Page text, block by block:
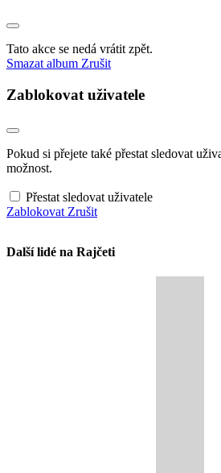
Tato akce se nedá vrátit zpět.
Smazat album Zrušit
Zablokovat uživatele
Pokud si přejete také přestat sledovat
možnost.
Přestat sledovat uživatele
Zablokovat Zrušit
Další lidé na Rajčeti